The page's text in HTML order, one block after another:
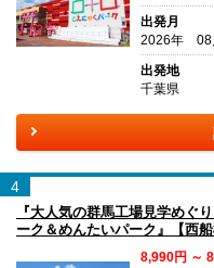
出発月
2026年 08
出発地
千葉県
4
『大人気の群馬工場見学めぐ
ーク＆めんたいパーク』【西
8,990円 ～